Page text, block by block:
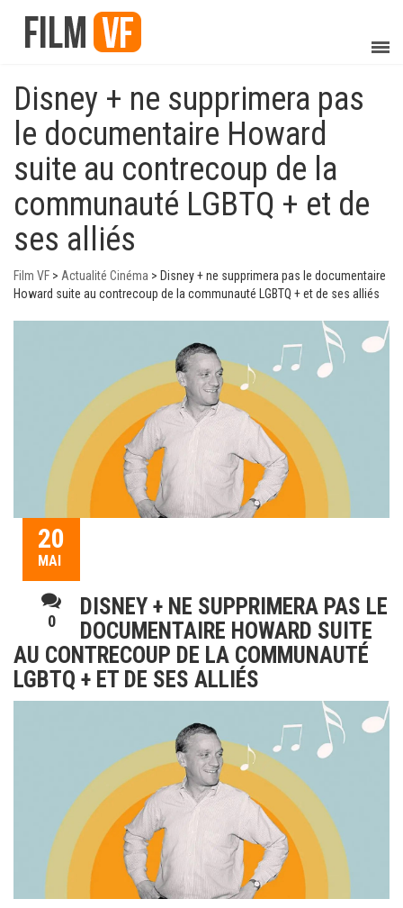
Disney + ne supprimera pas
le documentaire Howard
suite au contrecoup de la
communauté LGBTQ + et de
ses alliés
Film VF > Actualité Cinéma > Disney + ne supprimera pas le documentaire
Howard suite au contrecoup de la communauté LGBTQ + et de ses alliés
20
MAI
0
DISNEY + NE SUPPRIMERA PAS LE
DOCUMENTAIRE HOWARD SUITE
AU CONTRECOUP DE LA COMMUNAUTÉ
LGBTQ + ET DE SES ALLIÉS